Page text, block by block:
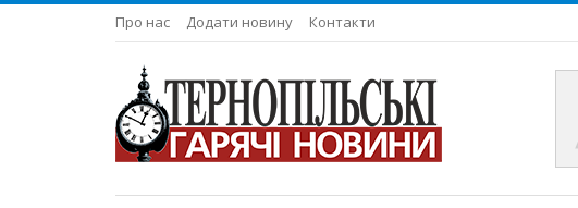
Про нас Додати новину Контакти